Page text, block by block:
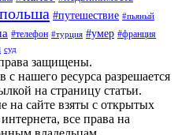
#путешествие #пьяный
#телефон #турция #умер #франция
суд
защищены.
нашего ресурса разрешается
на страницу статьи.
на сайте взяты с открытых
все права на